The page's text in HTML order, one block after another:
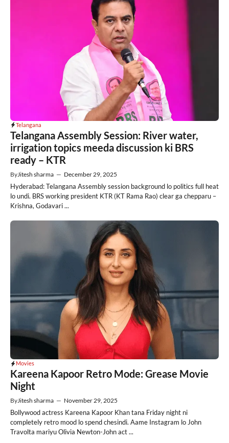
Telangana
Telangana Assembly Session: River water,
irrigation topics meeda discussion ki BRS
ready – KTR
ByJitesh sharma — December 29, 2025
Hyderabad: Telangana Assembly session background lo politics full heat
lo undi. BRS working president KTR (KT Rama Rao) clear ga chepparu –
Krishna, Godavari ...
Movies
Kareena Kapoor Retro Mode: Grease Movie
Night
ByJitesh sharma — November 29, 2025
Bollywood actress Kareena Kapoor Khan tana Friday night ni
completely retro mood lo spend chesindi. Aame Instagram lo John
Travolta mariyu Olivia Newton-John act ...